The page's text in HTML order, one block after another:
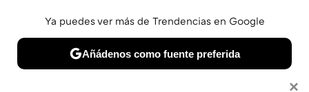
BELLEZA SHOPPING VIAJES GASTRO SNEAKERS
×
Ya puedes ver más de Trendencias en Google
Añádenos como fuente preferida